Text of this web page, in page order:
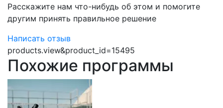
Расскажите нам что-нибудь об этом и помогите
другим принять правильное решение
Написать отзыв
products.view&product_id=15495
Похожие программы